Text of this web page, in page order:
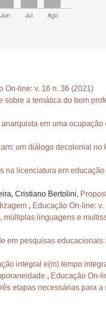
On-line: v. 16 n. 36 (2021)
sobre a temática do bom
em uma
um diálogo decolonial
na licenciatura em
Cristiano Bertolini,
, Educação On-line:
múltiplas linguagens e
em pesquisas
integral e(m) tempo
, Educação On-
etapas necessárias para